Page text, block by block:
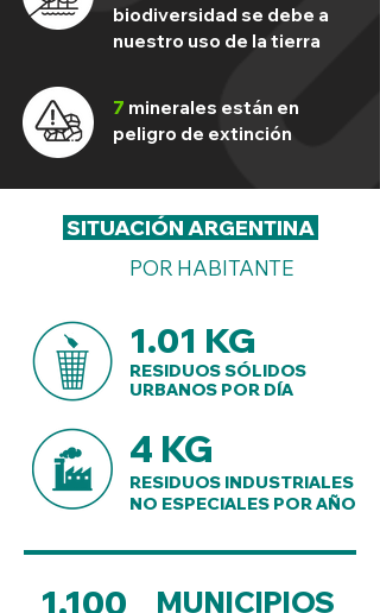
biodiversidad se debe a
nuestro uso de la tierra
7 minerales están en
peligro de extinción
SITUACIÓN ARGENTINA
POR HABITANTE
1.01 KG
RESIDUOSSÓLIDOS
URBANOS POR DÍA
4 KG
RESIDUOS INDUSTRIALES
NO ESPECIALES POR AÑO
1.100 MUNICIPIOS